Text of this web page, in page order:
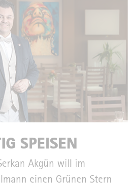
SPEISEN
Akgün will im
einen Grünen Stern